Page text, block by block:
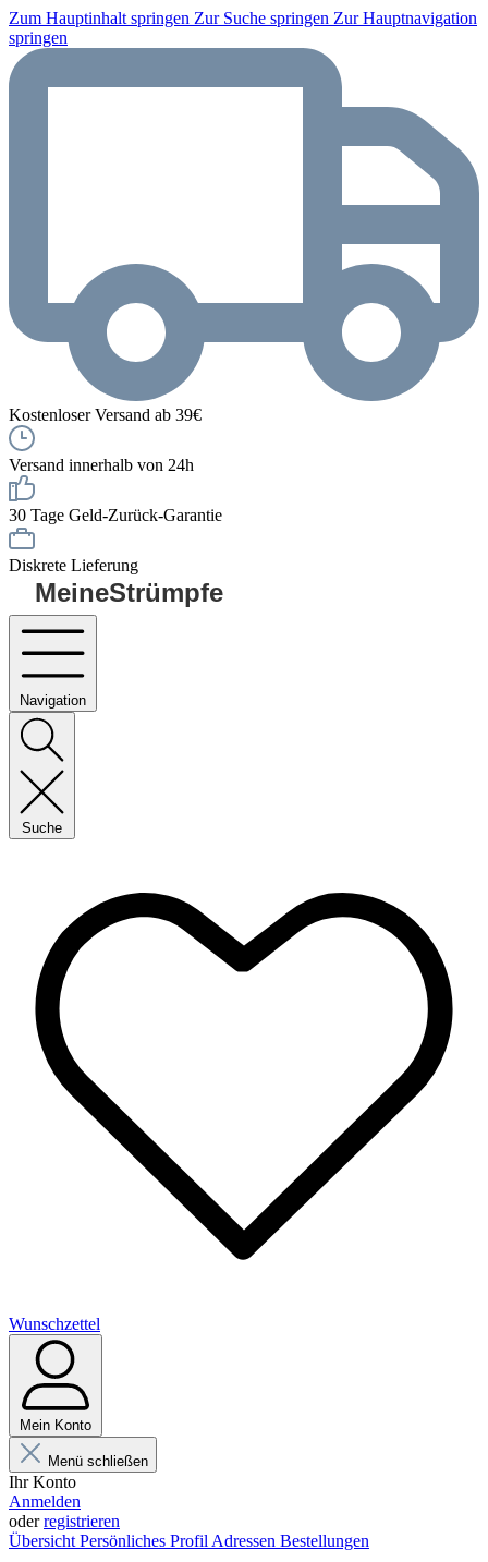
Zum Hauptinhalt springen Zur Suche springen Zur Hauptnavigation
springen
Kostenloser Versand ab 39€
Versand innerhalb von 24h
30 Tage Geld-Zurück-Garantie
Diskrete Lieferung
MeineStrümpfe
Navigation
Suche
Wunschzettel
Mein Konto
Menü schließen
Ihr Konto
Anmelden
oderregistrieren
Übersicht Persönliches Profil Adressen Bestellungen